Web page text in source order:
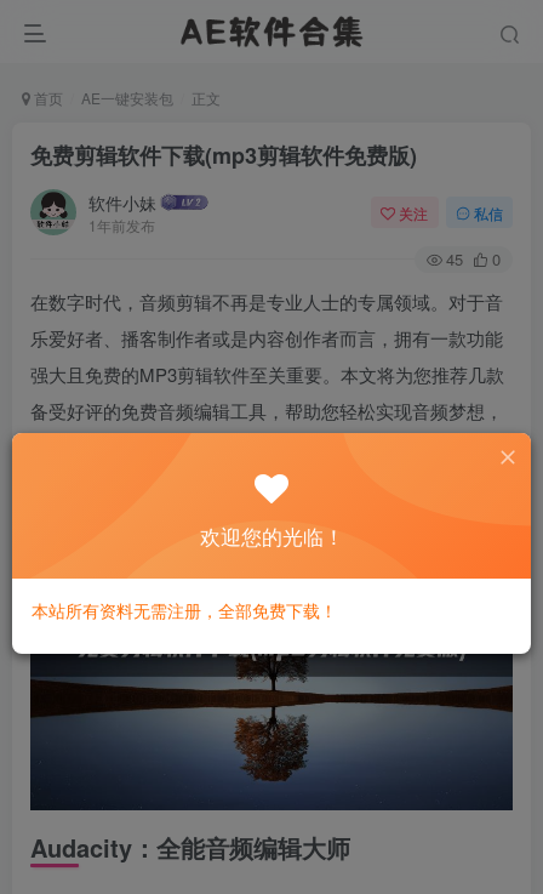
首页 AE一键安装包 正文
免费剪辑软件下载(mp3剪辑软件免费版)
软件小妹
1年前发布
关注 私信
45 0
在数字时代，音频剪辑不再是专业人士的专属领域。对于音
乐爱好者、播客制作者或是内容创作者而言，拥有一款功能
强大且免费的MP3剪辑软件至关重要。本文将为您推荐几款
备受好评的免费音频编辑工具，帮助您轻松实现音频梦想，
Audacity：全能音频编辑大师
欢迎您的光临！
本站所有资料无需注册，全部免费下载！